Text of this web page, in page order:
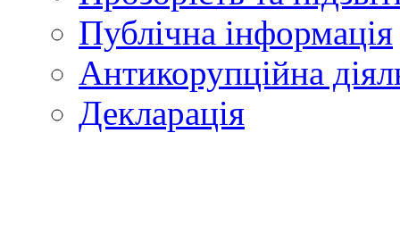
Публічна інформація
Антикорупційна
Декларація